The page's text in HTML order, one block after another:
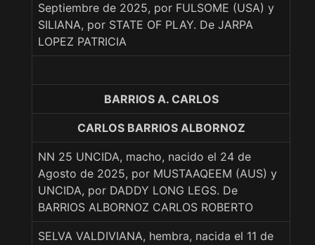
Septiembre de 2025, por FULSOME (USA) y
SILIANA, por STATE OF PLAY. De JARPA
LOPEZ PATRICIA
BARRIOS A. CARLOS
CARLOS BARRIOS ALBORNOZ
NN 25 UNCIDA, macho, nacido el 24 de
Agosto de 2025, por MUSTAAQEEM (AUS) y
UNCIDA, por DADDY LONG LEGS. De
BARRIOS ALBORNOZ CARLOS ROBERTO
SELVA VALDIVIANA, hembra, nacida el 11 de